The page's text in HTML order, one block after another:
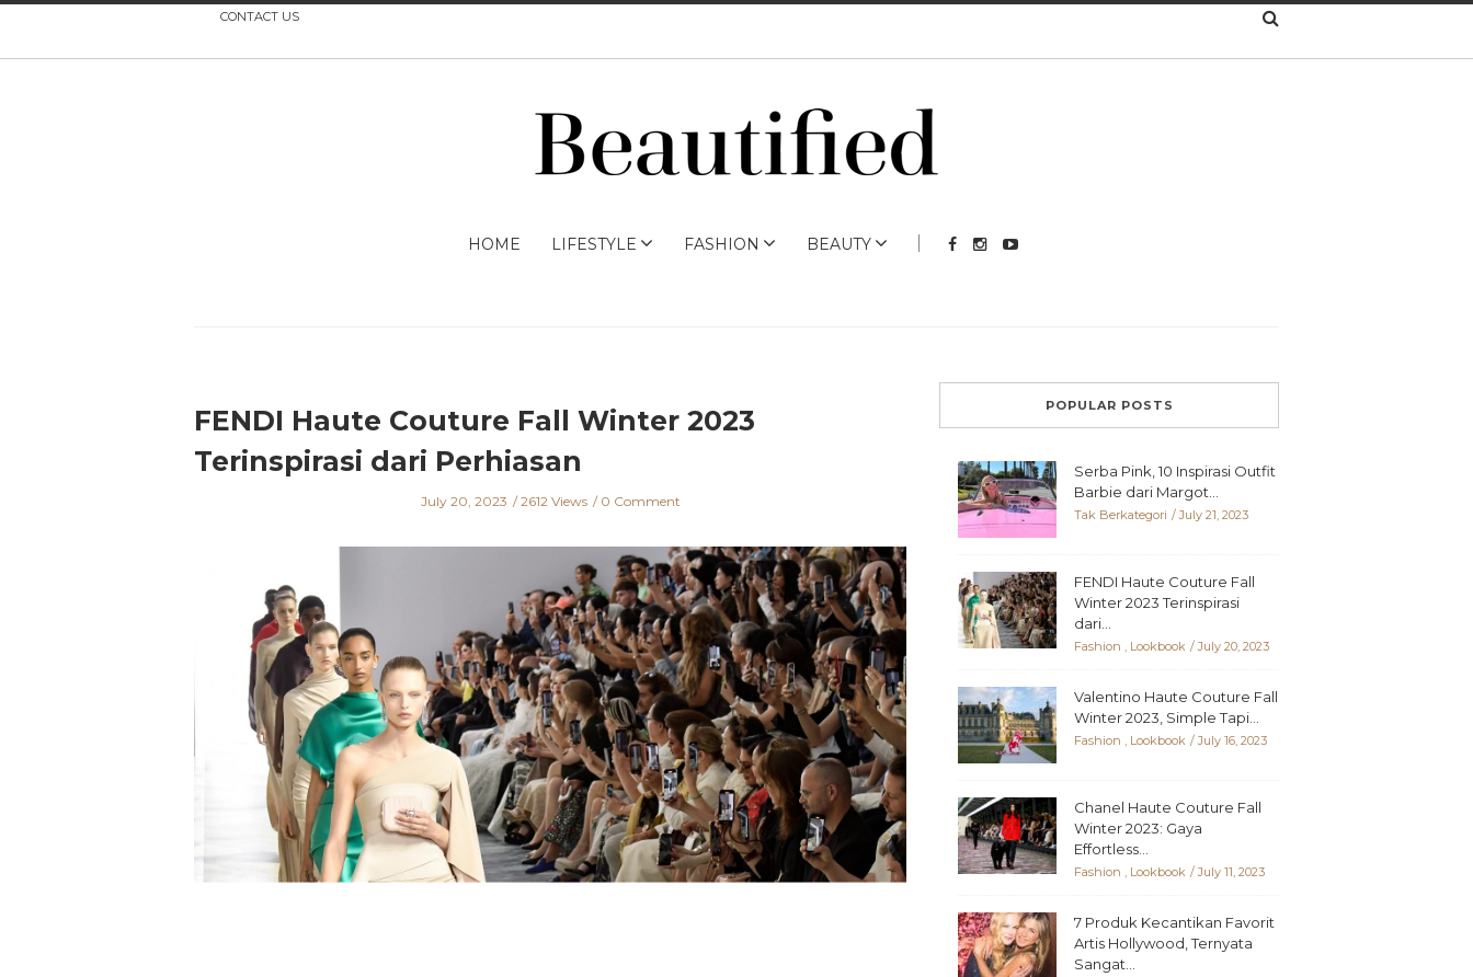
CONTACT US
HOME LIFESTYLE FASHION BEAUTY
FENDI Haute Couture Fall Winter 2023
Terinspirasi dari Perhiasan
July 20, 2023 2612 Views 0 Comment
POPULAR POSTS
Serba Pink, 10 Inspirasi Outfit
Barbie dari Margot...
Tak Berkategori July 21, 2023
FENDI Haute Couture Fall
Winter 2023 Terinspirasi
dari...
Fashion Lookbook July 20, 2023
Valentino Haute Couture Fall
Winter 2023, Simple Tapi...
Fashion Lookbook July 16, 2023
Chanel Haute Couture Fall
Winter 2023: Gaya
Effortless...
Fashion Lookbook July 11, 2023
7 Produk Kecantikan Favorit
Artis Hollywood, Ternyata
Sangat...